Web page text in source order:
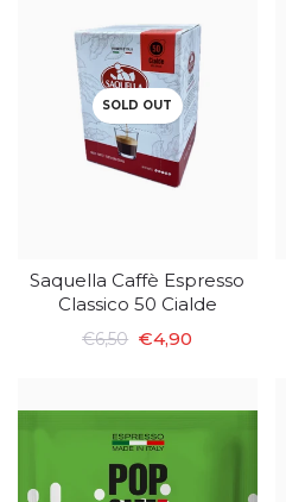
SOLD OUT
Saquella Caffè Espresso
Classico 50 Cialde
€6,50 €4,90